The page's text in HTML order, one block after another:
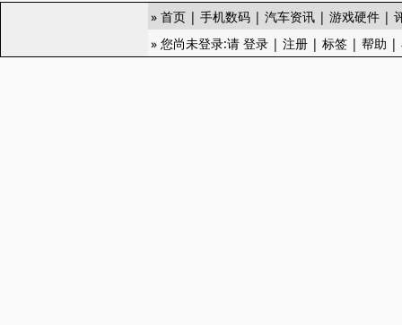
» 首页 | 手机数码 | 汽车资讯 | 游戏硬件 |
» 您尚未登录:请 登录 | 注册 | 标签 | 帮助 |